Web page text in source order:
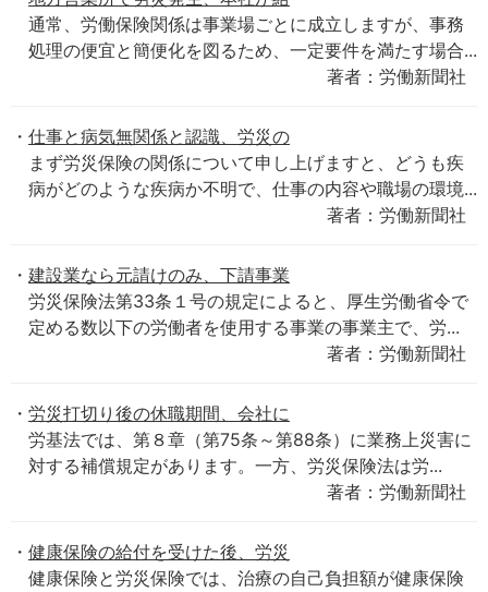
通常、労働保険関係は事業場ごとに成立しますが、事務
処理の便宜と簡便化を図るため、一定要件を満たす場合...
著者：労働新聞社
仕事と病気無関係と認識、労災の
まず労災保険の関係について申し上げますと、どうも疾
病がどのような疾病か不明で、仕事の内容や職場の環境...
著者：労働新聞社
建設業なら元請けのみ、下請事業
労災保険法第33条１号の規定によると、厚生労働省令で
定める数以下の労働者を使用する事業の事業主で、労...
著者：労働新聞社
労災打切り後の休職期間、会社に
労基法では、第８章（第75条～第88条）に業務上災害に
対する補償規定があります。一方、労災保険法は労...
著者：労働新聞社
健康保険の給付を受けた後、労災
健康保険と労災保険では、治療の自己負担額が健康保険